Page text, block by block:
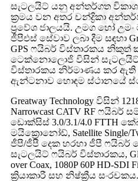
සැටලයිට් යනු අන්තර්ගත
ක්‍රමය වන අතර චන්ද්‍රිකා
ප්‍රවේශ ජාලයයි. උමග හෝ උමං
ජීපීඑස් සේවාව ලබා දීම සඳහා
GPS ෆයිබර් විස්තාරකය නිකුත්
ටෙක්නොලොජි විසින් සැටලයිට්
විස්තාරකය නිර්මාණය කර ඇති
ඇන්ටනාව හොඳම ස්ථානයේ
Greatway Technology විසින්
Narrowcast CATV RF
ඩොක්සිස් 3.0/3.1/4.0 FTTH
මයික්‍රොනෝඩ්, Satellite Single/
ජීපී/ජීපී දෙක හරහා ජීපී ෆයිබර්
සැටලයිට් ෆයිබර් විස්තාරකය,
over Coax, 1080P 60P HD-
ක්‍රියාකාරී සහ නිෂ්ක්‍රීය සංරචකය.